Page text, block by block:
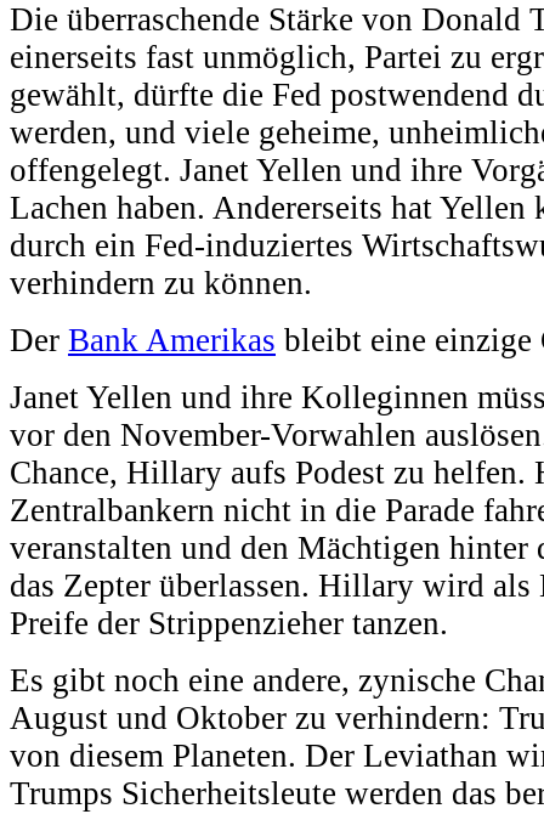
Die überraschende Stärke von Donald
einerseits fast unmöglich, Partei zu
gewählt, dürfte die Fed postwendend
werden, und viele geheime,
offengelegt. Janet Yellen und ihre
Lachen haben. Andererseits hat Yellen
durch ein Fed-induziertes
verhindern zu können.
Der Bank Amerikas bleibt eine einzige
Janet Yellen und ihre Kolleginnen
vor den November-Vorwahlen
Chance, Hillary aufs Podest zu
Zentralbankern nicht in die Parade
veranstalten und den Mächtigen hinter
das Zepter überlassen. Hillary wird
Preife der Strippenzieher tanzen.
Es gibt noch eine andere, zynische
August und Oktober zu verhindern:
von diesem Planeten. Der Leviathan
Trumps Sicherheitsleute werden das